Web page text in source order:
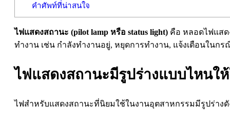
คำศัพท์ที่น่าสนใจ
ไฟแสดงสถานะ (pilot lamp หรือ status light) คือ หลอดไฟแส
ทำงาน เช่น กำลังทำงานอยู่, หยุดการทำงาน, แจ้งเตือนใน
ไฟแสดงสถานะมีรูปร่างแบบไหนใ
ไฟสำหรับแสดงสถานะที่นิยมใช้ในงานอุตสาหกรรมมีรูปร่าง